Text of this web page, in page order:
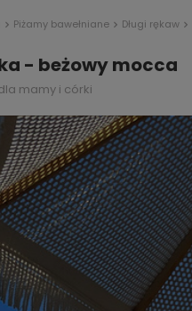
Piżamy bawełniane Długi rękaw
- beżowy mocca
mamy i córki